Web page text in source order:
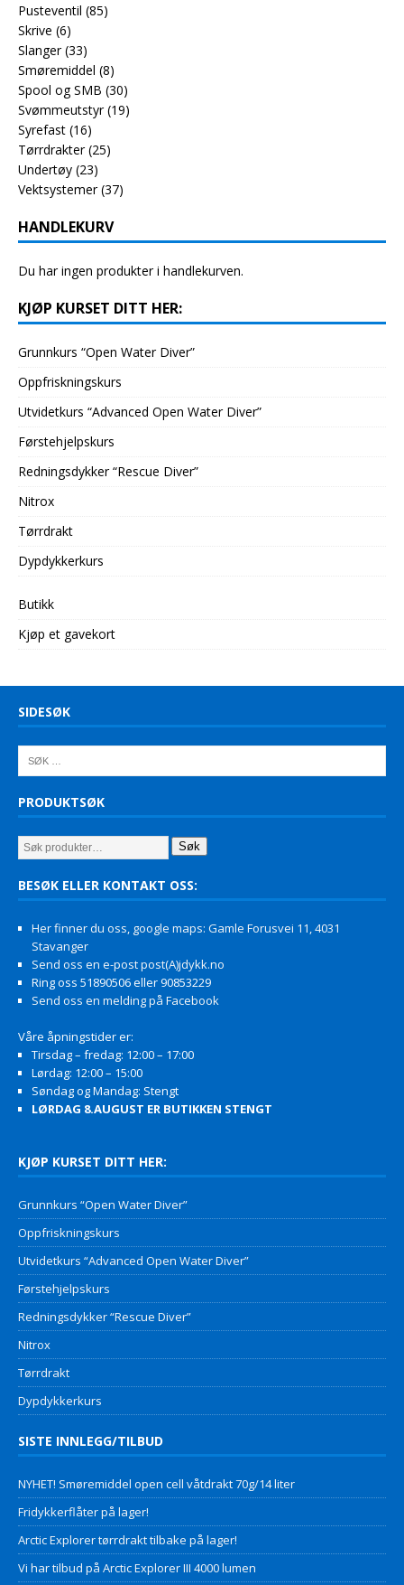
Pusteventil (85)
Skrive (6)
Slanger (33)
Smøremiddel (8)
Spool og SMB (30)
Svømmeutstyr (19)
Syrefast (16)
Tørrdrakter (25)
Undertøy (23)
Vektsystemer (37)
HANDLEKURV
Du har ingen produkter i handlekurven.
KJØP KURSET DITT HER:
Grunnkurs “Open Water Diver”
Oppfriskningskurs
Utvidetkurs “Advanced Open Water Diver”
Førstehjelpskurs
Redningsdykker “Rescue Diver”
Nitrox
Tørrdrakt
Dypdykkerkurs
Butikk
Kjøp et gavekort
SIDESØK
PRODUKTSØK
Søk
BESØK ELLER KONTAKT OSS:
Her finner du oss, google maps: Gamle Forusvei 11, 4031
Stavanger
Send oss en e-post post(A)jdykk.no
Ring oss 51890506 eller 90853229
Send oss en melding på Facebook
Våre åpningstider er:
Tirsdag – fredag: 12:00 – 17:00
Lørdag: 12:00 – 15:00
Søndag og Mandag: Stengt
LØRDAG 8.AUGUST ER BUTIKKEN STENGT
KJØP KURSET DITT HER:
Grunnkurs “Open Water Diver”
Oppfriskningskurs
Utvidetkurs “Advanced Open Water Diver”
Førstehjelpskurs
Redningsdykker “Rescue Diver”
Nitrox
Tørrdrakt
Dypdykkerkurs
SISTE INNLEGG/TILBUD
NYHET! Smøremiddel open cell våtdrakt 70g/14 liter
Fridykkerflåter på lager!
Arctic Explorer tørrdrakt tilbake på lager!
Vi har tilbud på Arctic Explorer III 4000 lumen